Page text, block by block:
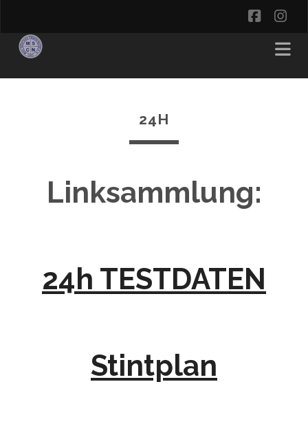
24H
Linksammlung:
24h TESTDATEN
Stintplan